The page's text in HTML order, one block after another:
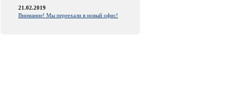
21.02.2019
Внимание! Мы переехали в новый офис!